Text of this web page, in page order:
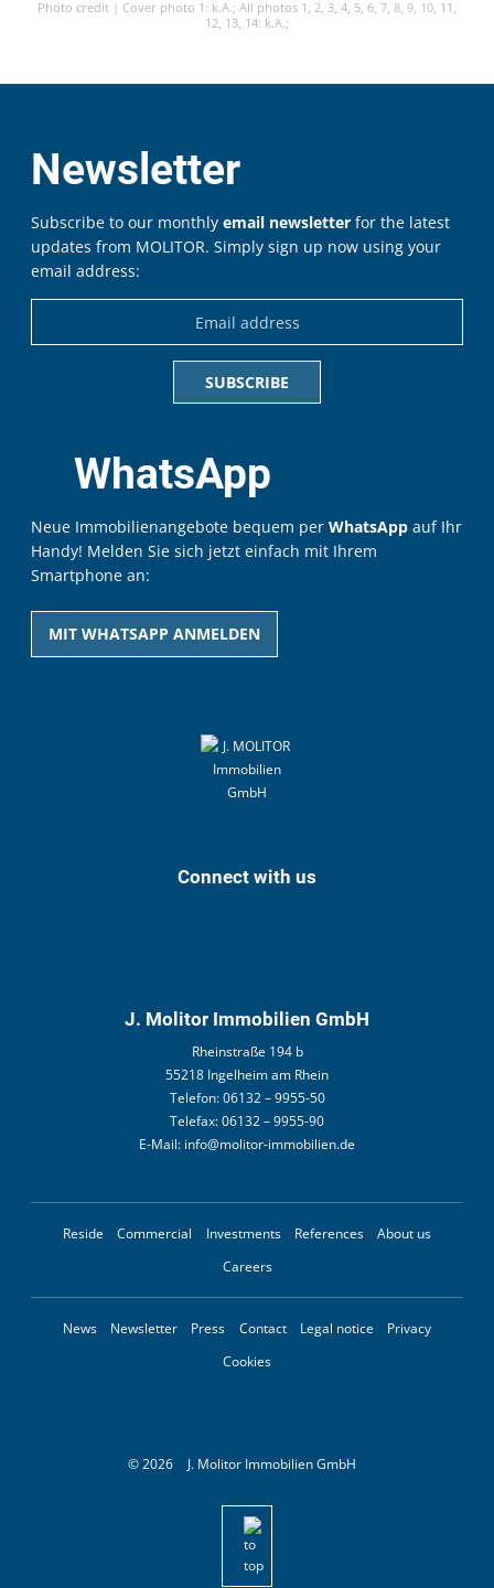
Photo credit | Cover photo 1: k.A.; All photos 1, 2, 3, 4, 5, 6, 7, 8, 9, 10, 11,
12, 13, 14: k.A.;
Newsletter
Subscribe to our monthly email newsletter for the latest
updates from MOLITOR. Simply sign up now using your
email address:
WhatsApp
Neue Immobilienangebote bequem per WhatsApp auf Ihr
Handy! Melden Sie sich jetzt einfach mit Ihrem
Smartphone an:
MIT WHATSAPP ANMELDEN
Connect with us
J. Molitor Immobilien GmbH
Rheinstraße 194 b
55218 Ingelheim am Rhein
Telefon:06132 – 9955-50
Telefax:06132 – 9955-90
E-Mail: info@molitor-immobilien.de
Reside Commercial Investments References
About us
Careers
News Newsletter Press Contact Legal notice
Privacy
Cookies
© 2026 J. Molitor Immobilien GmbH